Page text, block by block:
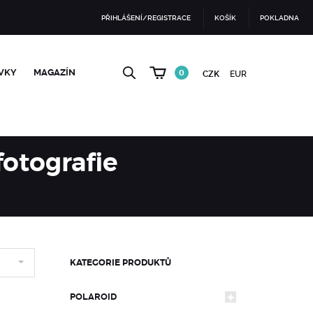
PŘIHLÁŠENÍ/REGISTRACE KOŠÍK POKLADNA
MAGAZÍN 0 CZK EUR
KATEGORIE PRODUKTŮ
POLAROID